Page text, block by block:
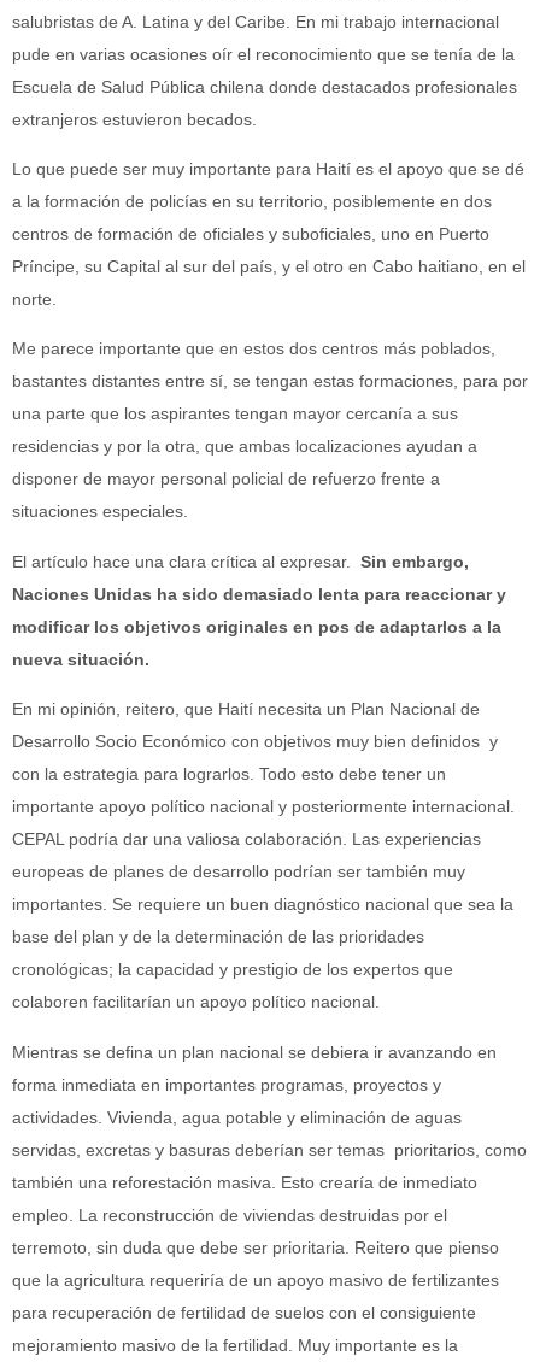
salubristas de A. Latina y del Caribe. En mi trabajo internacional
pude en varias ocasiones oír el reconocimiento que se tenía de la
Escuela de Salud Pública chilena donde destacados profesionales
extranjeros estuvieron becados.
Lo que puede ser muy importante para Haití es el apoyo que se dé
a la formación de policías en su territorio, posiblemente en dos
centros de formación de oficiales y suboficiales, uno en Puerto
Príncipe, su Capital al sur del país, y el otro en Cabo haitiano, en el
norte.
Me parece importante que en estos dos centros más poblados,
bastantes distantes entre sí, se tengan estas formaciones, para por
una parte que los aspirantes tengan mayor cercanía a sus
residencias y por la otra, que ambas localizaciones ayudan a
disponer de mayor personal policial de refuerzo frente a
situaciones especiales.
El artículo hace una clara crítica al expresar. Sin embargo,
Naciones Unidas ha sido demasiado lenta para reaccionar y
modificar los objetivos originales en pos de adaptarlos a la
nueva situación.
En mi opinión, reitero, que Haití necesita un Plan Nacional de
Desarrollo Socio Económico con objetivos muy bien definidos y
con la estrategia para lograrlos. Todo esto debe tener un
importante apoyo político nacional y posteriormente internacional.
CEPAL podría dar una valiosa colaboración. Las experiencias
europeas de planes de desarrollo podrían ser también muy
importantes. Se requiere un buen diagnóstico nacional que sea la
base del plan y de la determinación de las prioridades
cronológicas; la capacidad y prestigio de los expertos que
colaboren facilitarían un apoyo político nacional.
Mientras se defina un plan nacional se debiera ir avanzando en
forma inmediata en importantes programas, proyectos y
actividades. Vivienda, agua potable y eliminación de aguas
servidas, excretas y basuras deberían ser temas prioritarios, como
también una reforestación masiva. Esto crearía de inmediato
empleo. La reconstrucción de viviendas destruidas por el
terremoto, sin duda que debe ser prioritaria. Reitero que pienso
que la agricultura requeriría de un apoyo masivo de fertilizantes
para recuperación de fertilidad de suelos con el consiguiente
mejoramiento masivo de la fertilidad. Muy importante es la